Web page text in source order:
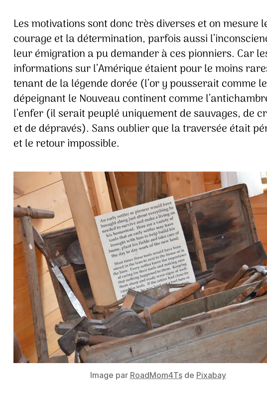
Les motivations sont donc très diverses et on mesure
courage et la détermination, parfois aussi
leur émigration a pu demander à ces pionniers. Car
informations sur l’Amérique étaient pour le moins
tenant de la légende dorée (l’or y pousserait comme
dépeignant le Nouveau continent comme
l’enfer (il serait peuplé uniquement de sauvages, de
et de dépravés). Sans oublier que la traversée était
et le retour impossible.
Image par RoadMom4Tsde Pixabay